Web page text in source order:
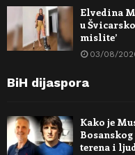
Elvedina
u
mislite’
03/08/
BiH dijaspora
Kako je
terena i